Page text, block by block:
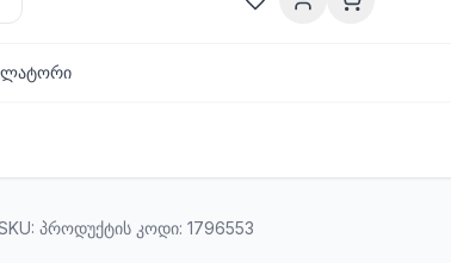
პროდუქტის კოდი: 1796553